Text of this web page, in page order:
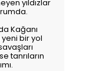
yıldızlar
Kağanı
bir yol
tanrıların